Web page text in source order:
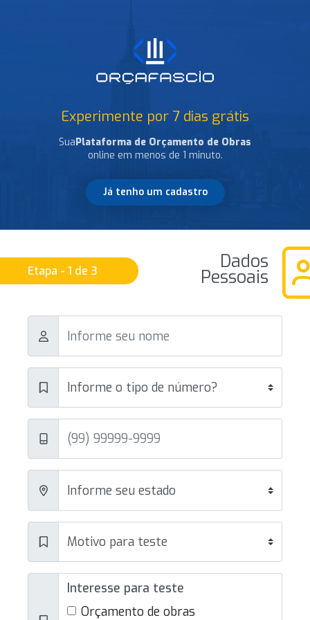
Experimente por 7 dias grátis
SuaPlataforma de Orçamento de Obras
online em menos de 1 minuto.
Já tenho um cadastro
Etapa - 1 de 3 Dados
Pessoais
Interesse para teste
Orçamento de obras